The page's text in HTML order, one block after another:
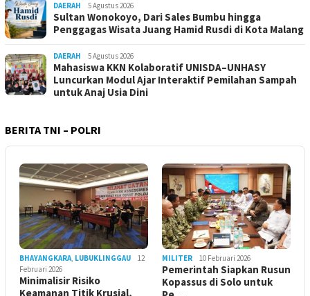
DAERAH 5 Agustus 2026
Sultan Wonokoyo, Dari Sales Bumbu hingga
Penggagas Wisata Juang Hamid Rusdi di Kota Malang
DAERAH 5 Agustus 2026
Mahasiswa KKN Kolaboratif UNISDA–UNHASY
Luncurkan Modul Ajar Interaktif Pemilahan Sampah
untuk Anaj Usia Dini
BERITA TNI – POLRI
BHAYANGKARA, LUBUKLINGGAU
12
Februari 2026
Minimalisir Risiko
Keamanan Titik Krusial,
MILITER 10 Februari 2026
Pemerintah Siapkan Rusun
Kopassus di Solo untuk